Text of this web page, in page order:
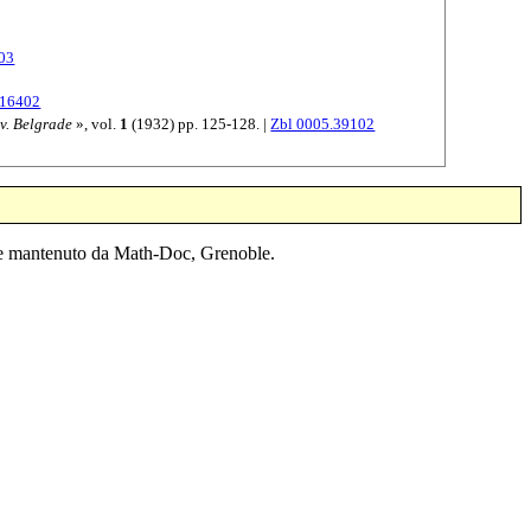
Belgrade », vol. 1 (1932) pp. 125-128. | Zbl 0005.39102
mantenuto da Math-Doc, Grenoble.